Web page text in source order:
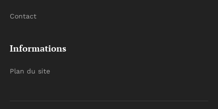
Contact
Informations
Plan du site